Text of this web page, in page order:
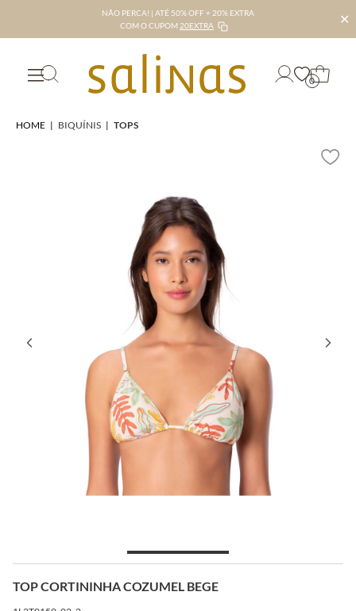
NÃO PERCA! | ATÉ 50% OFF + 20% EXTRA
COM O CUPOM 20EXTRA ✕
0
HOME | BIQUÍNIS | TOPS
TOP CORTININHA COZUMEL BEGE